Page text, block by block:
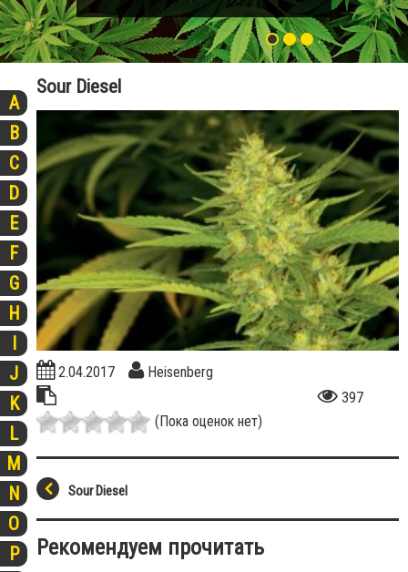
A
B
C
D
E
F
G
H
I
J
K
L
M
N
O
P
Sour Diesel
2.04.2017
Heisenberg
397
(Пока оценок нет)
Sour Diesel
Рекомендуем прочитать